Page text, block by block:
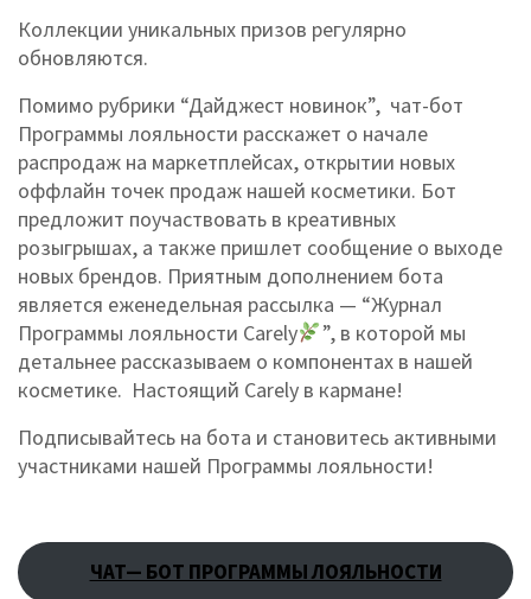
Коллекции уникальных призов регулярно
обновляются.
Помимо рубрики “Дайджест новинок”, чат-бот
Программы лояльности расскажет о начале
распродаж на маркетплейсах, открытии новых
оффлайн точек продаж нашей косметики. Бот
предложит поучаствовать в креативных
розыгрышах, а также пришлет сообщение о выходе
новых брендов. Приятным дополнением бота
является еженедельная рассылка — “Журнал
Программы лояльности Carely
”, в которой мы
детальнее рассказываем о компонентах в нашей
косметике. Настоящий Carely в кармане!
Подписывайтесь на бота и становитесь активными
участниками нашей Программы лояльности!
ЧАТ— БОТ ПРОГРАММЫ ЛОЯЛЬНОСТИ